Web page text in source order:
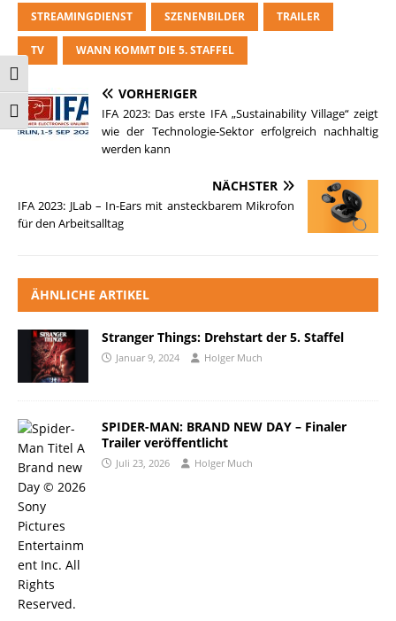
Umschalten auf hohe Kontraste
Schrift vergrößern
STREAMINGDIENST SZENENBILDER TRAILER
TV WANN KOMMT DIE 5. STAFFEL
VORHERIGER
IFA 2023: Das erste IFA „Sustainability Village“ zeigt
wie der Technologie-Sektor erfolgreich nachhaltig
werden kann
NÄCHSTER
IFA 2023: JLab – In-Ears mit ansteckbarem Mikrofon
für den Arbeitsalltag
ÄHNLICHE ARTIKEL
Stranger Things: Drehstart der 5. Staffel
Januar 9, 2024 Holger Much
SPIDER-MAN: BRAND NEW DAY – Finaler
Trailer veröffentlicht
Juli 23, 2026 Holger Much